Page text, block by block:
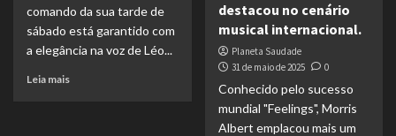
comando da sua tarde de
sábado está garantido com
a elegância na voz de Léo...
Leia mais
destacou no cenário
musical internacional.
Planeta Saudade
31 de maio de 2025
0
Conhecido pelo sucesso
mundial "Feelings", Morris
Albert emplacou mais um